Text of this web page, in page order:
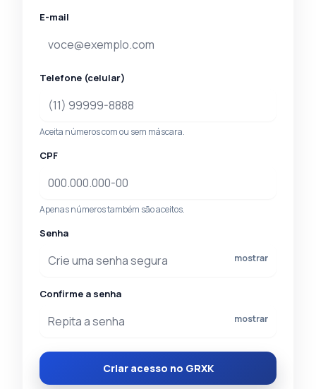
E-mail
Telefone (celular)
Aceita números com ou sem máscara.
CPF
Apenas números também são aceitos.
Senha
mostrar
Confirme a senha
mostrar
Criar acesso no GRXK